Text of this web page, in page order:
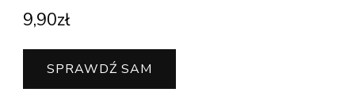
9,90zł
SPRAWDŹ SAM